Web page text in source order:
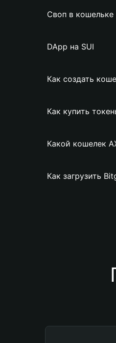
Своп в кошельке
DApp на SUI
Как создать
Как купить
Какой кошелек
Как загрузить